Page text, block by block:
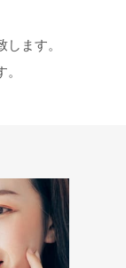
ます。